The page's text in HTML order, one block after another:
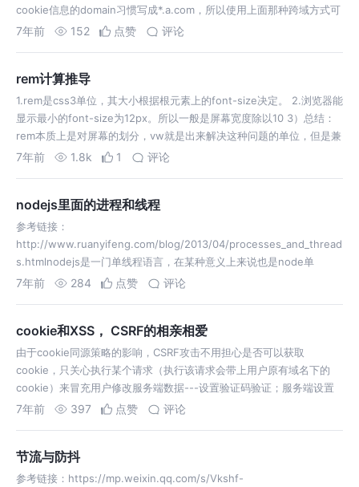
cookie信息的domain习惯写成*.a.com，所以使用上面那种跨域方式可
以不设置Access-Control-Allow-Creden…
7年前 152 点赞 评论
rem计算推导
1.rem是css3单位，其大小根据根元素上的font-size决定。 2.浏览器能
显示最小的font-size为12px。所以一般是屏幕宽度除以10 3）总结：
rem本质上是对屏幕的划分，vw就是出来解决这种问题的单位，但是兼
容性不好。
7年前 1.8k 1 评论
nodejs里面的进程和线程
参考链接：
http://www.ruanyifeng.com/blog/2013/04/processes_and_thread
s.htmlnodejs是一门单线程语言，在某种意义上来说也是node单
7年前 284 点赞 评论
cookie和XSS， CSRF的相亲相爱
由于cookie同源策略的影响，CSRF攻击不用担心是否可以获取
cookie，只关心执行某个请求（执行该请求会带上用户原有域名下的
cookie）来冒充用户修改服务端数据---设置验证码验证；服务端设置
安全域名/检查发送方域名；设置token验证。
7年前 397 点赞 评论
节流与防抖
参考链接：https://mp.weixin.qq.com/s/Vkshf-